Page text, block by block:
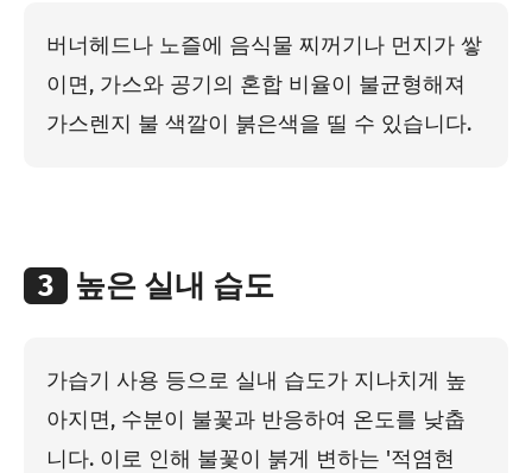
버너헤드나 노즐에 음식물 찌꺼기나 먼지가 쌓
이면, 가스와 공기의 혼합 비율이 불균형해져
가스렌지 불 색깔이 붉은색을 띨 수 있습니다.
3 높은 실내 습도
가습기 사용 등으로 실내 습도가 지나치게 높
아지면, 수분이 불꽃과 반응하여 온도를 낮춥
니다. 이로 인해 불꽃이 붉게 변하는 '적염현